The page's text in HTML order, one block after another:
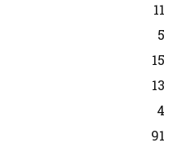
11
5
15
13
4
91